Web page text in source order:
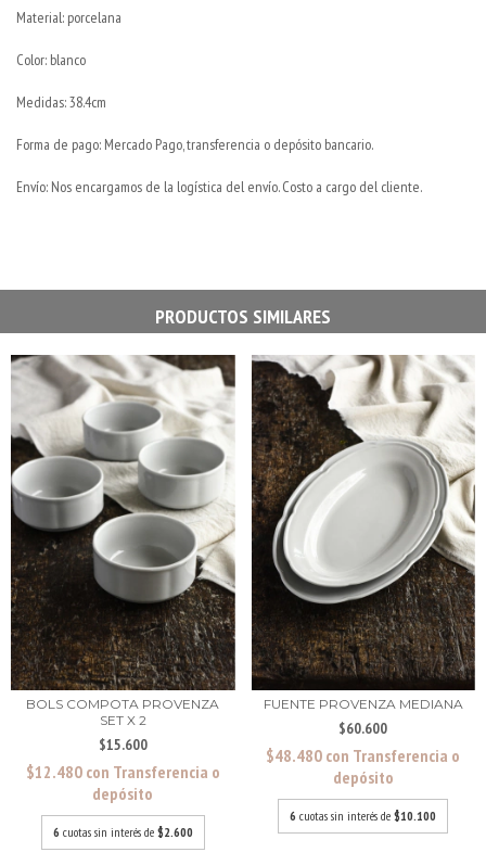
Material: porcelana
Color: blanco
Medidas: 38.4cm
Forma de pago: Mercado Pago, transferencia o depósito bancario.
Envío: Nos encargamos de la logística del envío. Costo a cargo del cliente.
PRODUCTOS SIMILARES
BOLS COMPOTA PROVENZA
SET X 2
$15.600
$12.480 con Transferencia o
depósito
6 cuotas sin interés de $2.600
FUENTE PROVENZA MEDIANA
$60.600
$48.480 con Transferencia o
depósito
6 cuotas sin interés de$10.100